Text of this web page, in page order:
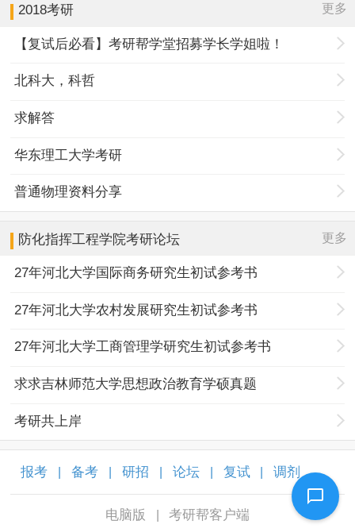
2018考研 更多
【复试后必看】考研帮学堂招募学长学姐啦！
北科大，科哲
求解答
华东理工大学考研
普通物理资料分享
防化指挥工程学院考研论坛 更多
27年河北大学国际商务研究生初试参考书
27年河北大学农村发展研究生初试参考书
27年河北大学工商管理学研究生初试参考书
求求吉林师范大学思想政治教育学硕真题
考研共上岸
报考 备考 研招 论坛 复试 调剂
电脑版 考研帮客户端